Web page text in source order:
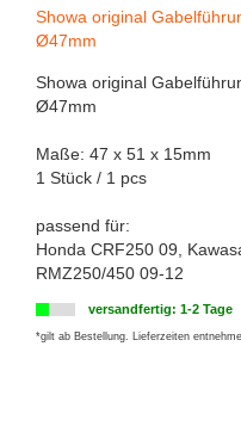
Showa original
Ø47mm
Showa original
Ø47mm
Maße: 47 x 51 x 15mm
1 Stück / 1 pcs
passend für:
Honda CRF250 09,
RMZ250/450 09-12
versandfertig: 1-2 Tage
*gilt ab Bestellung. Lieferzeiten